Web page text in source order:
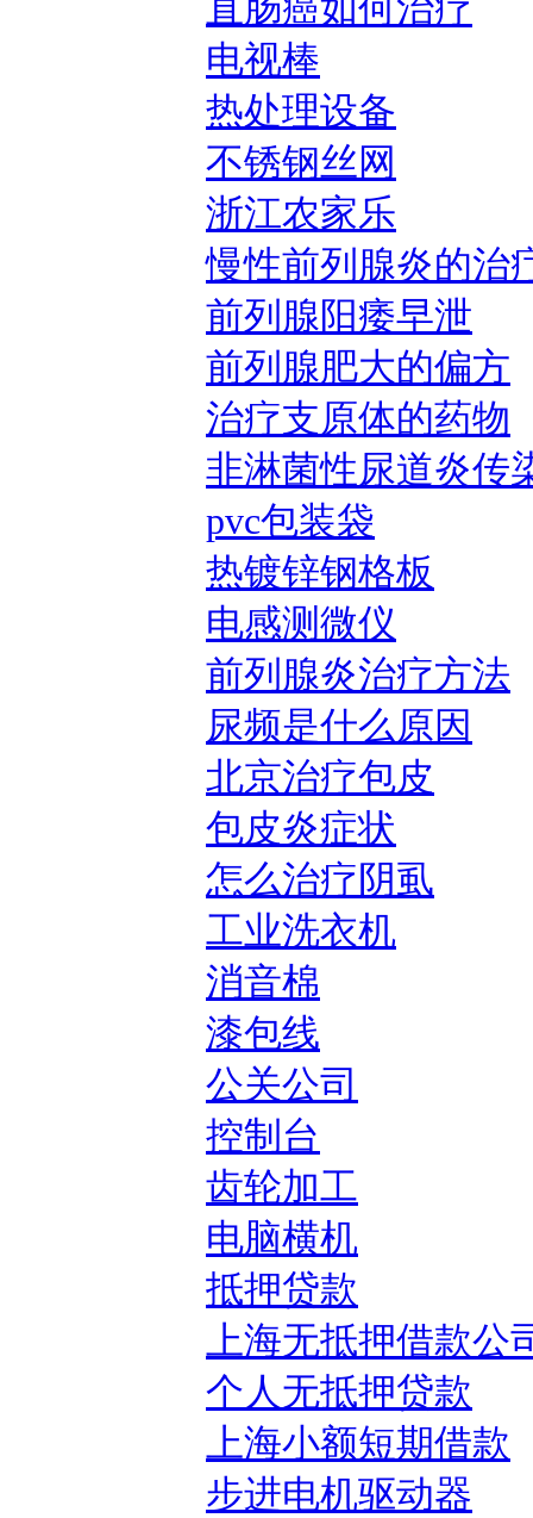
直肠癌如何治疗
电视棒
热处理设备
不锈钢丝网
浙江农家乐
慢性前列腺炎的治
前列腺阳痿早泄
前列腺肥大的偏方
治疗支原体的药物
非淋菌性尿道炎传
pvc包装袋
热镀锌钢格板
电感测微仪
前列腺炎治疗方法
尿频是什么原因
北京治疗包皮
包皮炎症状
怎么治疗阴虱
工业洗衣机
消音棉
漆包线
公关公司
控制台
齿轮加工
电脑横机
抵押贷款
上海无抵押借款公
个人无抵押贷款
上海小额短期借款
步进电机驱动器